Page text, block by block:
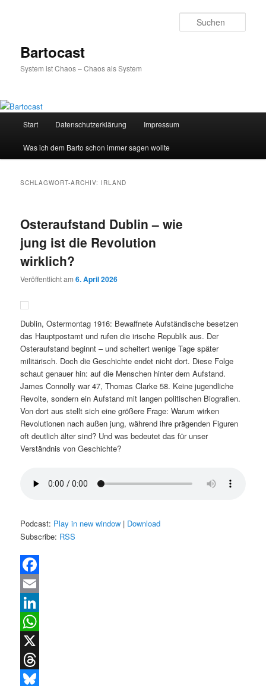
Bartocast
System ist Chaos – Chaos als System
Start Datenschutzerklärung Impressum
Was ich dem Barto schon immer sagen wollte
SCHLAGWORT-ARCHIV: IRLAND
Osteraufstand Dublin – wie
jung ist die Revolution
wirklich?
Veröffentlicht am6. April 2026
Dublin, Ostermontag 1916: Bewaffnete Aufständische besetzen
das Hauptpostamt und rufen die irische Republik aus. Der
Osteraufstand beginnt – und scheitert wenige Tage später
militärisch. Doch die Geschichte endet nicht dort. Diese Folge
schaut genauer hin: auf die Menschen hinter dem Aufstand.
James Connolly war 47, Thomas Clarke 58. Keine jugendliche
Revolte, sondern ein Aufstand mit langen politischen Biografien.
Von dort aus stellt sich eine größere Frage: Warum wirken
Revolutionen nach außen jung, während ihre prägenden Figuren
oft deutlich älter sind? Und was bedeutet das für unser
Verständnis von Geschichte?
Podcast: Play in new window | Download
Subscribe: RSS
Facebook
Email
LinkedIn
WhatsApp
X
Threads